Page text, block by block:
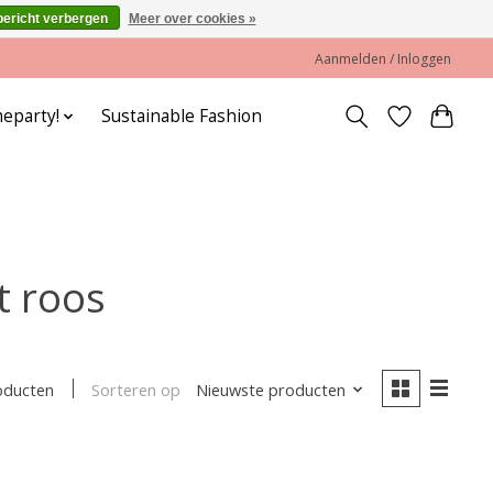
Aanmelden / Inloggen
Sustainable Fashion
roos
Sorteren op Nieuwste producten
verbergen Meer over cookies »